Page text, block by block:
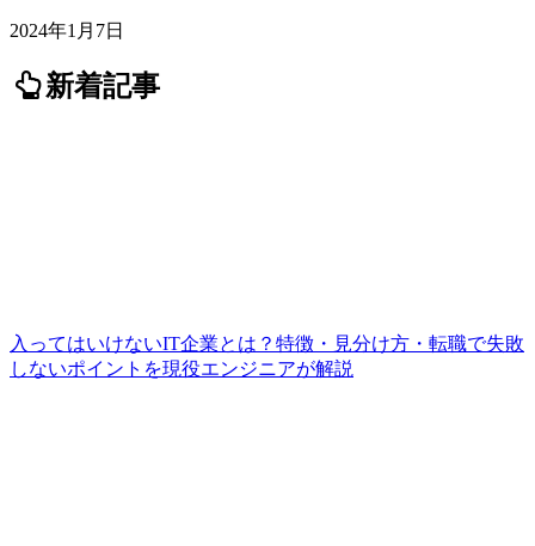
2024年1月7日
新着記事
入ってはいけないIT企業とは？特徴・見分け方・転職で失敗
しないポイントを現役エンジニアが解説